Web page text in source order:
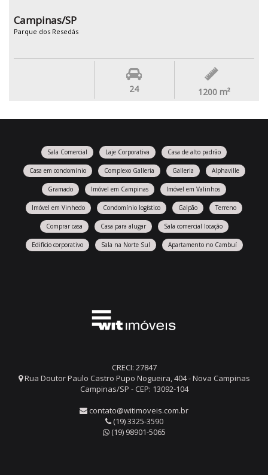
Campinas/SP
Parque dos Resedás
24 1200 m²
Sala Comercial Laje Corporativa Casa de alto padrão
Casa em condomínio Complexo Galleria Galleria Alphaville
Gramado Imóvel em Campinas Imóvel em Valinhos
Imóvel em Vinhedo Condomínio logístico Galpão Terreno
Comprar casa Casa para alugar Sala comercial locação
Edifício corporativo Sala na Norte Sul Apartamento no Cambuí
CRECI: 27847
Rua Doutor Paulo Castro Pupo Nogueira, 404 - Nova Campinas
Campinas/SP - CEP: 13092-104
contato@witimoveis.com.br
(19) 3325-3590
(19) 98901-5065